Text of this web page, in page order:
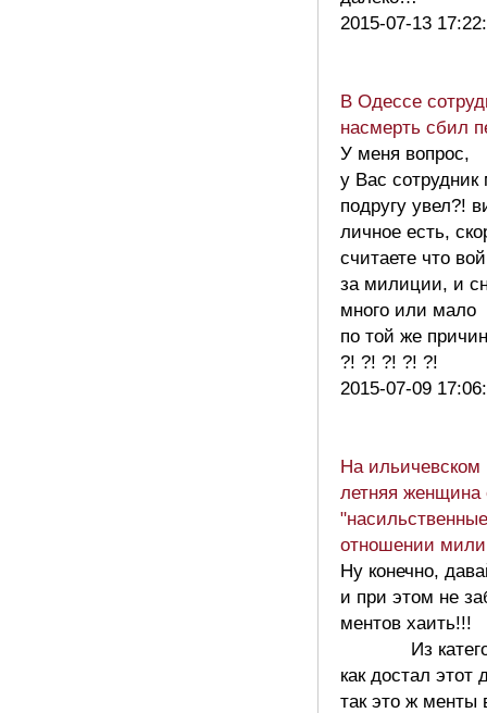
2015-07-13
В Одессе
насмерть сбил
У меня вопрос,
у Вас
подругу увел?!
личное есть,
считаете что
за милиции, и
много или мало
по той же
?! ?! ?! ?! ?!
2015-07-09
На ильичевском
летняя
отношении
Ну конечно,
и при этом не
ментов хаить!!!
Из
как достал этот
так это ж